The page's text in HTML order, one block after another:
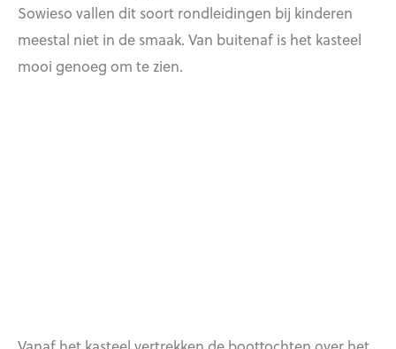
Sowieso vallen dit soort rondleidingen bij kinderen
meestal niet in de smaak. Van buitenaf is het kasteel
mooi genoeg om te zien.